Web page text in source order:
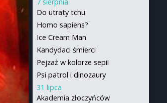
Do utraty tchu
Homo sapiens?
Ice Cream Man
Kandydaci śmierci
Pejzaż w kolorze sepii
Psi patrol i dinozaury
31 lipca
Akademia złoczyńców